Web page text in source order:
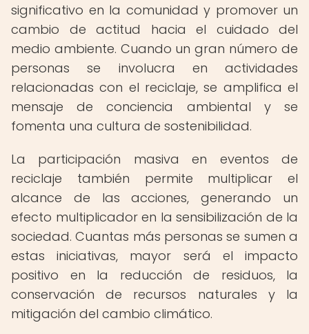
significativo en la comunidad y promover un
cambio de actitud hacia el cuidado del
medio ambiente. Cuando un gran número de
personas se involucra en actividades
relacionadas con el reciclaje, se amplifica el
mensaje de conciencia ambiental y se
fomenta una cultura de sostenibilidad.
La participación masiva en eventos de
reciclaje también permite multiplicar el
alcance de las acciones, generando un
efecto multiplicador en la sensibilización de la
sociedad. Cuantas más personas se sumen a
estas iniciativas, mayor será el impacto
positivo en la reducción de residuos, la
conservación de recursos naturales y la
mitigación del cambio climático.